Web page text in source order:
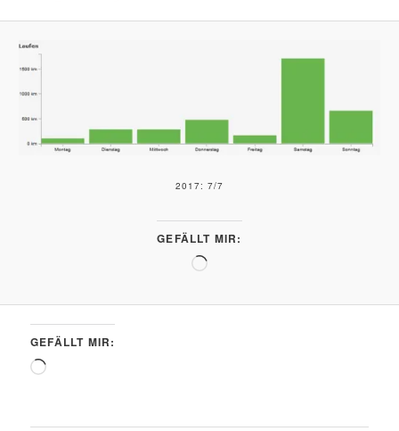
2017: 7/7
GEFÄLLT MIR:
Wird
GEFÄLLT MIR:
Wird